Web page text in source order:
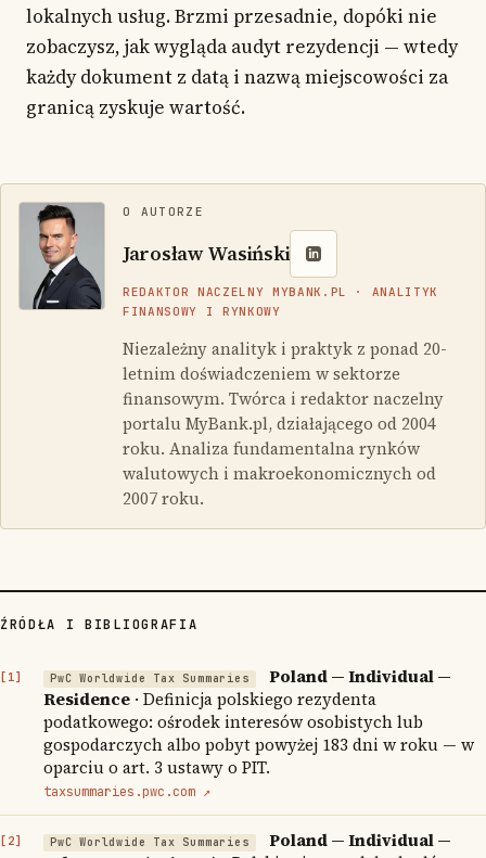
lokalnych usług. Brzmi przesadnie, dopóki nie
zobaczysz, jak wygląda audyt rezydencji — wtedy
każdy dokument z datą i nazwą miejscowości za
granicą zyskuje wartość.
O AUTORZE
Jarosław Wasiński
REDAKTOR NACZELNY MYBANK.PL · ANALITYK
FINANSOWY I RYNKOWY
Niezależny analityk i praktyk z ponad 20-
letnim doświadczeniem w sektorze
finansowym. Twórca i redaktor naczelny
portalu MyBank.pl, działającego od 2004
roku. Analiza fundamentalna rynków
walutowych i makroekonomicznych od
2007 roku.
ŹRÓDŁA I BIBLIOGRAFIA
PwC Worldwide Tax Summaries
Poland — Individual —
Residence · Definicja polskiego rezydenta
podatkowego: ośrodek interesów osobistych lub
gospodarczych albo pobyt powyżej 183 dni w roku — w
oparciu o art. 3 ustawy o PIT.
taxsummaries.pwc.com ↗
PwC Worldwide Tax Summaries
Poland — Individual —